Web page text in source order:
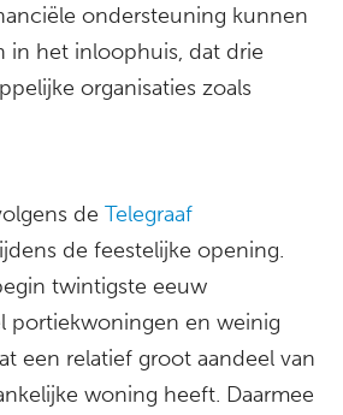
ondersteuning kunnen
in het inloophuis, dat drie
organisaties zoals
de Telegraaf
de feestelijke opening.
twintigste eeuw
portiekwoningen en weinig
een relatief groot aandeel van
woning heeft. Daarmee